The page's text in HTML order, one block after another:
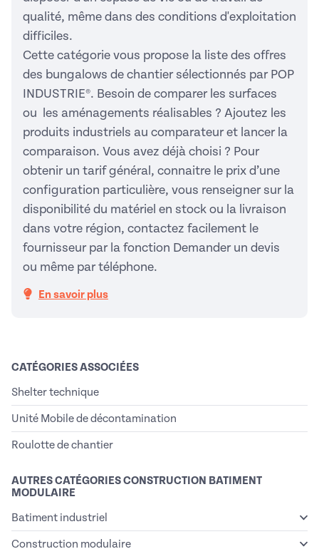
qualité, même dans des conditions d'exploitation
difficiles.
Cette catégorie vous propose la liste des offres
des bungalows de chantier sélectionnés par POP
INDUSTRIE®. Besoin de comparer les surfaces
ou les aménagements réalisables ? Ajoutez les
produits industriels au comparateur et lancer la
comparaison. Vous avez déjà choisi ? Pour
obtenir un tarif général, connaitre le prix d’une
configuration particulière, vous renseigner sur la
disponibilité du matériel en stock ou la livraison
dans votre région, contactez facilement le
fournisseur par la fonction Demander un devis
ou même par téléphone.
En savoir plus
CATÉGORIES ASSOCIÉES
Shelter technique
Unité Mobile de décontamination
Roulotte de chantier
AUTRES CATÉGORIES CONSTRUCTION BATIMENT
MODULAIRE
Batiment industriel
Construction modulaire